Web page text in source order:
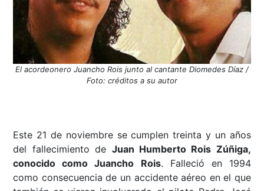
El acordeonero Juancho Rois junto al cantante Diomedes Díaz /
Foto: créditos a su autor
Este 21 de noviembre se cumplen treinta y un años
del fallecimiento de Juan Humberto Rois Zúñiga,
conocido como Juancho Rois. Falleció en 1994
como consecuencia de un accidente aéreo en el que